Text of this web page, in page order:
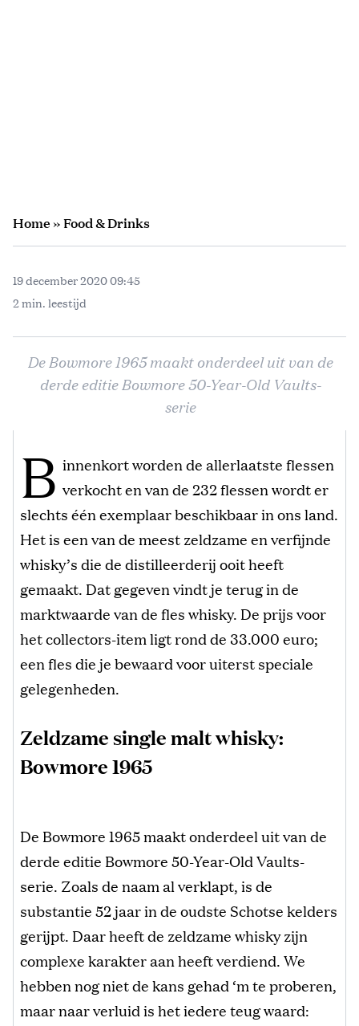
Home»Food & Drinks
19 december 2020 09:45
2 min. leestijd
De Bowmore 1965 maakt onderdeel uit van de
derde editie Bowmore 50-Year-Old Vaults-
serie
B innenkort worden de allerlaatste flessen
verkocht en van de 232 flessen wordt er
slechts één exemplaar beschikbaar in ons land.
Het is een van de meest zeldzame en verfijnde
whisky’s die de distilleerderij ooit heeft
gemaakt. Dat gegeven vindt je terug in de
marktwaarde van de fles whisky. De prijs voor
het collectors-item ligt rond de 33.000 euro;
een fles die je bewaard voor uiterst speciale
gelegenheden.
Zeldzame single malt whisky:
Bowmore 1965
De Bowmore 1965 maakt onderdeel uit van de
derde editie Bowmore 50-Year-Old Vaults-
serie. Zoals de naam al verklapt, is de
substantie 52 jaar in de oudste Schotse kelders
gerijpt. Daar heeft de zeldzame whisky zijn
complexe karakter aan heeft verdiend. We
hebben nog niet de kans gehad ‘m te proberen,
maar naar verluid is het iedere teug waard: